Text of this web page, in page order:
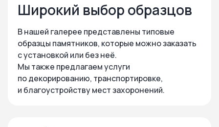
Широкий выбор образцов
В нашей галерее представлены типовые
образцы памятников, которые можно заказать
с установкой или без неё.
Мы также предлагаем услуги
по декорированию, транспортировке,
и благоустройству мест захоронений.